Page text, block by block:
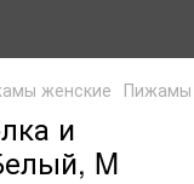
женские Пижамы
и
M